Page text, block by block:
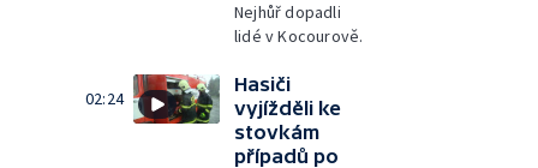
Nejhůř dopadli
lidé v Kocourově.
02:24
Hasiči
vyjížděli ke
stovkám
případů po